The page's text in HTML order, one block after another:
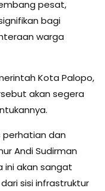
pesat,
bagi
warga
Kota Palopo,
akan segera
perhatian dan
Andi Sudirman
ini akan sangat
sisi infrastruktur